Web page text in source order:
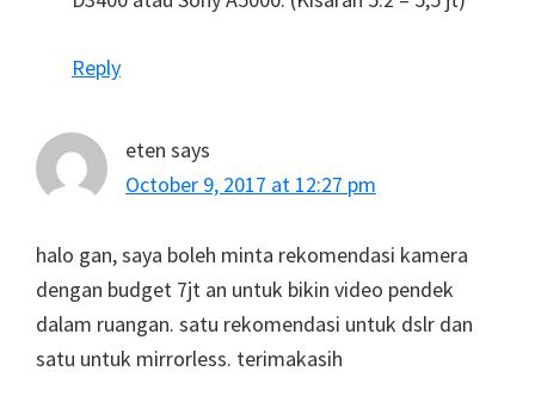
Reply
eten says
October 9, 2017 at 12:27 pm
halo gan, saya boleh minta rekomendasi kamera
dengan budget 7jt an untuk bikin video pendek
dalam ruangan. satu rekomendasi untuk dslr dan
satu untuk mirrorless. terimakasih